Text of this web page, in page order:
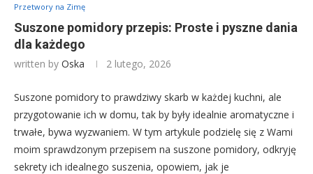
Przetwory na Zimę
Suszone pomidory przepis: Proste i pyszne dania
dla każdego
written by Oska 2 lutego, 2026
Suszone pomidory to prawdziwy skarb w każdej kuchni, ale
przygotowanie ich w domu, tak by były idealnie aromatyczne i
trwałe, bywa wyzwaniem. W tym artykule podzielę się z Wami
moim sprawdzonym przepisem na suszone pomidory, odkryję
sekrety ich idealnego suszenia, opowiem, jak je